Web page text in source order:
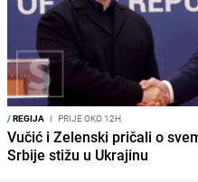
/REGIJA I PRIJE OKO 12H
Vučić i Zelenski pričali o
Srbije stižu u Ukrajinu